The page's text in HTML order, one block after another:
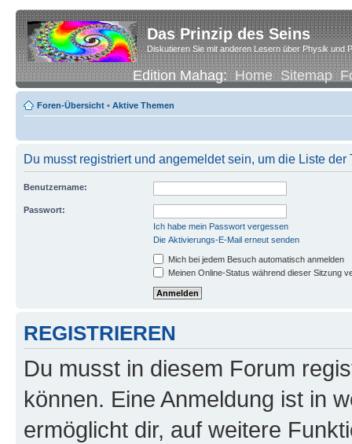
Das Prinzip des Seins
Diskutieren Sie mit anderen Lesern über Physik und
Edition Mahag:Home Sitemap
Foren-Übersicht • Aktive Themen
Du musst registriert und angemeldet sein, um die Liste
Benutzername:
Passwort:
Ich habe mein Passwort vergessen
Die Aktivierungs-E-Mail erneut senden
Mich bei jedem Besuch automatisch anmelden
Meinen Online-Status während dieser Sitzung
REGISTRIEREN
Du musst in diesem Forum
können. Eine Anmeldung ist in
ermöglicht dir, auf weitere